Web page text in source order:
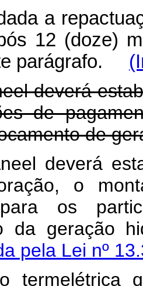
a
12 (doze)
parágrafo.
deverá
de
de
deverá
o
para os
da
pela Lei nº
termelétrica